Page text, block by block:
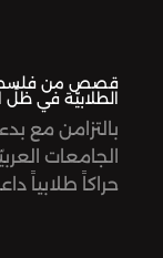
قصص من
الطلابيّة في ظلِّ
بالتزامن مع
الجامعات
حراكاً طلابياً